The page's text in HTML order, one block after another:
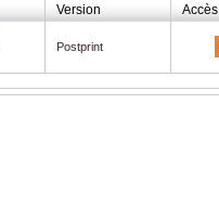
Version Accès
Postprint